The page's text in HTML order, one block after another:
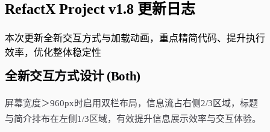
RefactX Project v1.8 更新日志
本次更新全新交互方式与加载动画，重点精简代码、提升执行
效率，优化整体稳定性
全新交互方式设计 (Both)
屏幕宽度＞960px时启用双栏布局，信息流占右侧2/3区域，标题
与简介排布在左侧1/3区域，有效提升信息展示效率与交互体验。